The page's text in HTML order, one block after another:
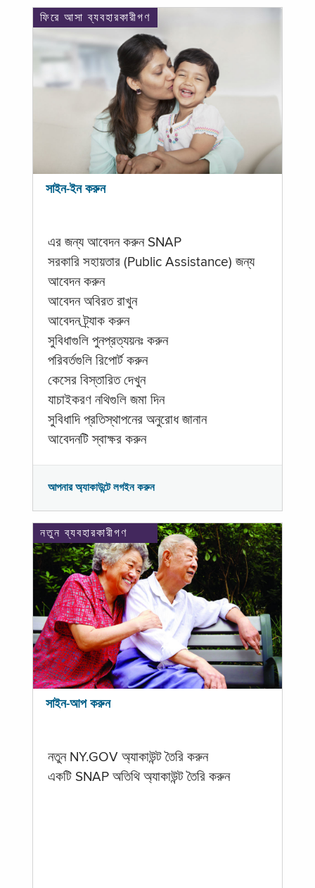
ফিরে আসা ব্যবহারকারীগণ
সাইন-ইন করুন
এর জন্য আবেদন করুন SNAP
সরকারি সহায়তার (Public Assistance) জন্য
আবেদন করুন
আবেদন অবিরত রাখুন
আবেদন ট্র্যাক করুন
সুবিধাগুলি পুনপ্রত্যয়নঃ করুন
পরিবর্তগুলি রিপোর্ট করুন
কেসের বিস্তারিত দেখুন
যাচাইকরণ নথিগুলি জমা দিন
সুবিধাদি প্রতিস্থাপনের অনুরোধ জানান
আবেদনটি স্বাক্ষর করুন
আপনার অ্যাকাউন্টে লগইন করুন
নতুন ব্যবহারকারীগণ
সাইন-আপ করুন
নতুন NY.GOV অ্যাকাউন্ট তৈরি করুন
একটি SNAP অতিথি অ্যাকাউন্ট তৈরি করুন